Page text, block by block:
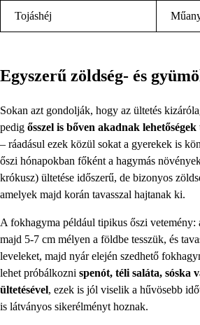
Tojáshéj
Egyszerű zöldség- és
Sokan azt gondolják, hogy az ültetés
pedig ősszel is bőven akadnak
– ráadásul ezek közül sokat a gyerekek is
őszi hónapokban főként a hagymás
krókusz) ültetése időszerű, de bizonyos
amelyek majd korán tavasszal hajtanak ki.
A fokhagyma például tipikus őszi vetemény:
majd 5-7 cm mélyen a földbe tesszük, és
leveleket, majd nyár elején szedhető
lehet próbálkozni spenót, téli saláta, sóska
ültetésével, ezek is jól viselik a hűvösebb
is látványos sikerélményt hoznak.